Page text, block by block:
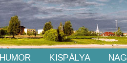
HUMOR KISPÁLYA